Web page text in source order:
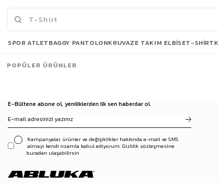
Son Bakılanlar
E-Bültene abone ol, yeniliklerden ilk sen haberdar ol.
Kampanyalar, ürünler ve değişiklikler hakkında e-mail ve SMS
almayı kendi rızamla kabul ediyorum. Gizlilik sözleşmesine
buradan ulaşabilirsin
SPOR ATLETBAGGY PANTOLONKRUVAZE TAKIM ELBISET-SHIRT
POPÜLER ÜRÜNLER